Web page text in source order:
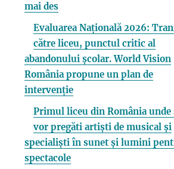
mai des
Evaluarea Națională 2026:
către liceu, punctul critic al
abandonului școlar. World Vision
România propune un plan de
intervenție
Primul liceu din România unde
vor pregăti artiști de musical și
specialiști în sunet și lumini
spectacole